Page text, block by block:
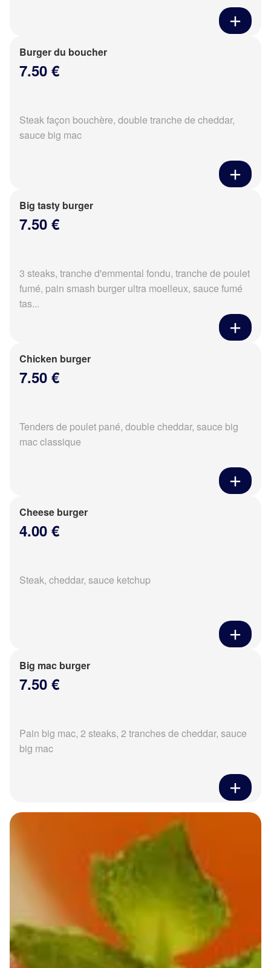
Burger du boucher
7.50 €
Steak façon bouchère, double tranche de cheddar,
sauce big mac
Big tasty burger
7.50 €
3 steaks, tranche d'emmental fondu, tranche de poulet
fumé, pain smash burger ultra moelleux, sauce fumé
tas...
Chicken burger
7.50 €
Tenders de poulet pané, double cheddar, sauce big
mac classique
Cheese burger
4.00 €
Steak, cheddar, sauce ketchup
Big mac burger
7.50 €
Pain big mac, 2 steaks, 2 tranches de cheddar, sauce
big mac